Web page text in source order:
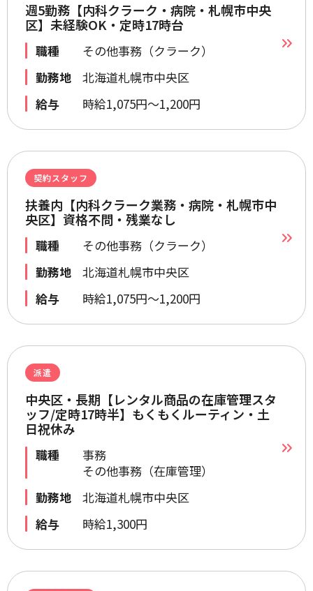
週5勤務【内科クラーク・病院・札幌市中央
区】未経験OK・定時17時台
職種
その他事務（クラーク）
勤務地
北海道札幌市中央区
給与
時給1,075円～1,200円
契約スタッフ
扶養内【内科クラーク業務・病院・札幌市中
央区】資格不問・残業なし
職種
その他事務（クラーク）
勤務地
北海道札幌市中央区
給与
時給1,075円～1,200円
派遣
中央区・長期【レンタル商品の在庫管理スタ
ッフ/定時17時半】もくもくルーティン・土
日祝休み
職種
事務
その他事務（在庫管理）
勤務地
北海道札幌市中央区
給与
時給1,300円